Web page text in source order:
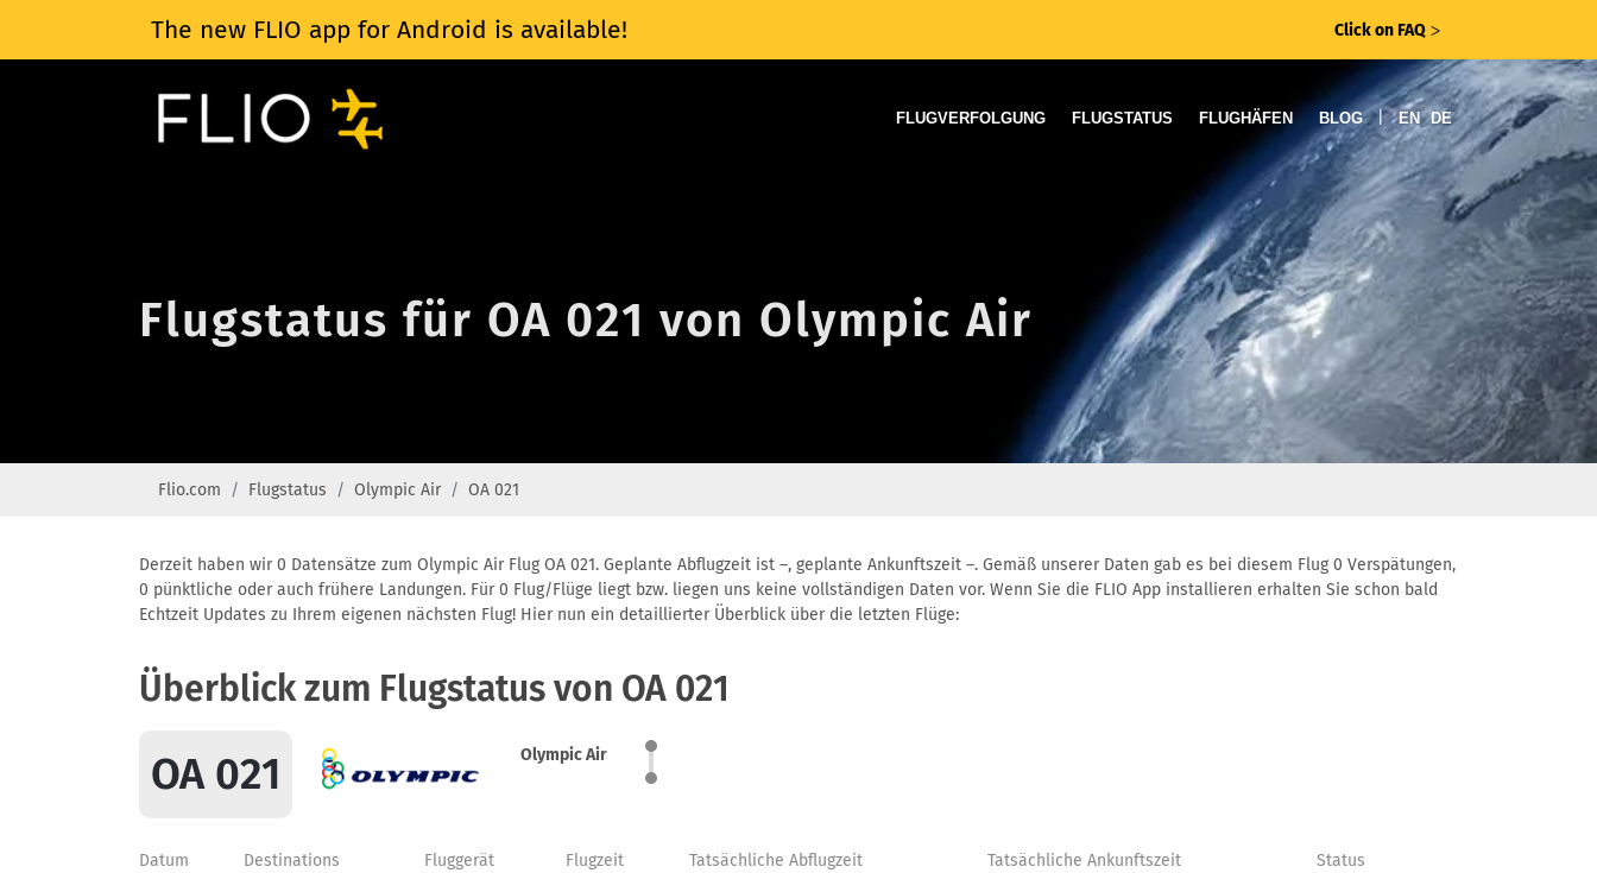
The new FLIO app for Android is available! Click on FAQ ᐳ
FLUGVERFOLGUNG FLUGSTATUS FLUGHÄFEN BLOG | EN DE
Flugstatus für OA 021 von Olympic Air
Flio.com Flugstatus Olympic Air OA 021
Derzeit haben wir 0 Datensätze zum Olympic Air Flug OA 021. Geplante Abflugzeit ist –, geplante Ankunftszeit –. Gemäß unserer Daten gab es bei diesem Flug 0 Verspätungen,
0 pünktliche oder auch frühere Landungen. Für 0 Flug/Flüge liegt bzw. liegen uns keine vollständigen Daten vor. Wenn Sie die FLIO App installieren erhalten Sie schon bald
Echtzeit Updates zu Ihrem eigenen nächsten Flug! Hier nun ein detaillierter Überblick über die letzten Flüge:
Überblick zum Flugstatus von OA 021
OA 021 Olympic Air
Datum Destinations Fluggerät Flugzeit Tatsächliche Abflugzeit Tatsächliche Ankunftszeit Status